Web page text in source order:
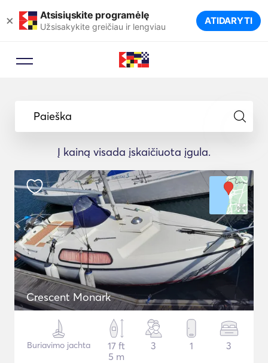
× Atsisiųskite programėlę
Užsisakykite greičiau ir lengviau ATIDARYTI
Paieška
Į kainą visada įskaičiuota įgula.
Crescent Monark
Buriavimo jachta
17 ft
5 m
3 1 3